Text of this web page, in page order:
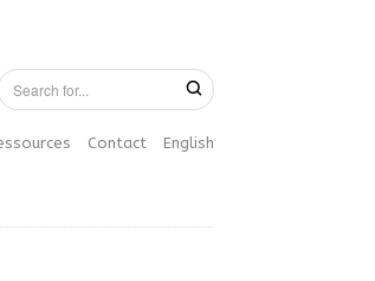
Contact English